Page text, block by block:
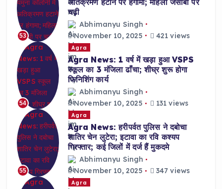
53
अतिक्रमण हटाने पर हंगामा; महिला जेसीबी पर
चढ़ी
Abhimanyu Singh
November 10, 2025
421 views
54
Agra
Agra News: 1 वर्ष में खड़ा हुआ VSPS
स्कूल का 3 मंजिला ढाँचा; शीघ्र शुरू होगा
फिनिशिंग कार्य
Abhimanyu Singh
November 10, 2025
131 views
55
Agra
Agra News: हरीपर्वत पुलिस ने दबोचा
शातिर चेन लुटेरा; इटावा का रवि कश्यप
गिरफ्तार; कई जिलों में दर्ज हैं मुकदमे
Abhimanyu Singh
November 10, 2025
347 views
Agra